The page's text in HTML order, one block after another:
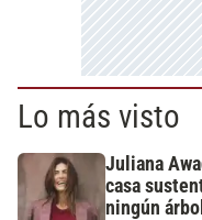
Lo más visto
Juliana
casa
ningún